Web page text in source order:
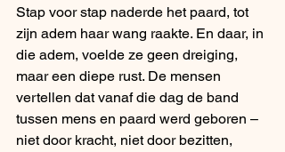
Stap voor stap naderde het paard, tot
zijn adem haar wang raakte. En daar, in
die adem, voelde ze geen dreiging,
maar een diepe rust. De mensen
vertellen dat vanaf die dag de band
tussen mens en paard werd geboren –
niet door kracht, niet door bezitten,